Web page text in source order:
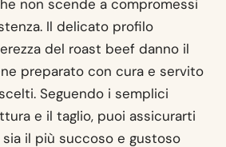
non scende a compromessi
Il delicato profilo
del roast beef danno il
preparato con cura e servito
Seguendo i semplici
e il taglio, puoi assicurarti
il più succoso e gustoso